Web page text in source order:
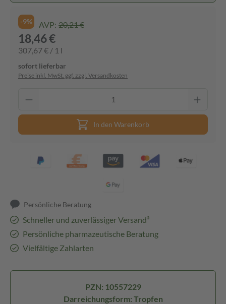
-9% AVP: 20,21 €
18,46 €
307,67 € / 1 l
sofort lieferbar
Preise inkl. MwSt. ggf. zzgl. Versandkosten
In den Warenkorb
Persönliche Beratung
Schneller und zuverlässiger Versand³
Persönliche pharmazeutische Beratung
Vielfältige Zahlarten
PZN: 10557229
Darreichungsform: Tropfen